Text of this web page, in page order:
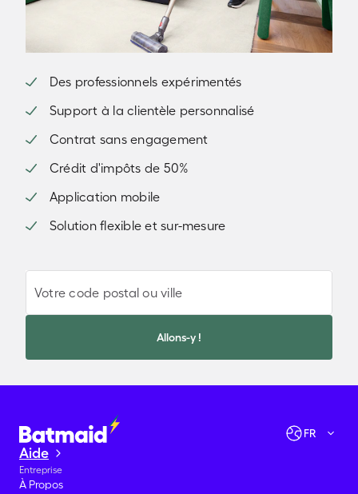
Des professionnels expérimentés
Support à la clientèle personnalisé
Contrat sans engagement
Crédit d'impôts de 50%
Application mobile
Solution flexible et sur-mesure
Votre code postal ou ville
Allons-y !
FR
Aide
Entreprise
À Propos